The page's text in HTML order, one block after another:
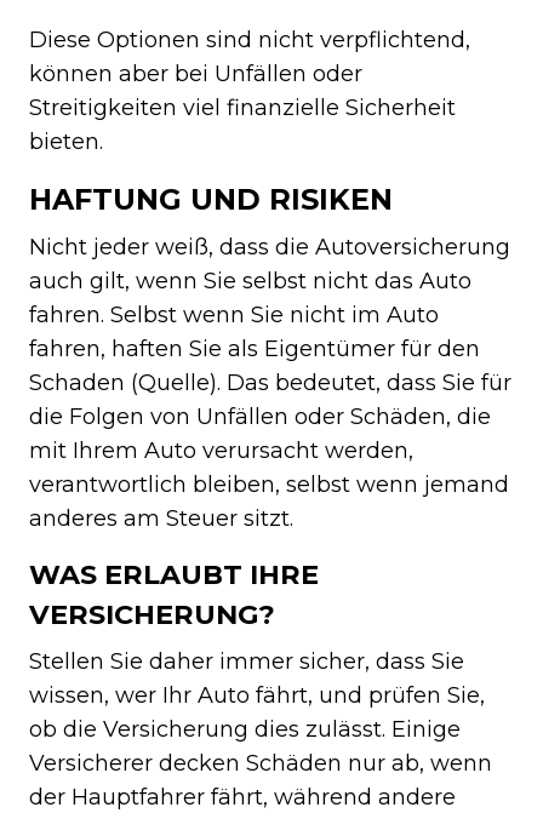
Diese Optionen sind nicht verpflichtend,
können aber bei Unfällen oder
Streitigkeiten viel finanzielle Sicherheit
bieten.
HAFTUNG UND RISIKEN
Nicht jeder weiß, dass die Autoversicherung
auch gilt, wenn Sie selbst nicht das Auto
fahren. Selbst wenn Sie nicht im Auto
fahren, haften Sie als Eigentümer für den
Schaden (Quelle). Das bedeutet, dass Sie für
die Folgen von Unfällen oder Schäden, die
mit Ihrem Auto verursacht werden,
verantwortlich bleiben, selbst wenn jemand
anderes am Steuer sitzt.
WAS ERLAUBT IHRE
VERSICHERUNG?
Stellen Sie daher immer sicher, dass Sie
wissen, wer Ihr Auto fährt, und prüfen Sie,
ob die Versicherung dies zulässt. Einige
Versicherer decken Schäden nur ab, wenn
der Hauptfahrer fährt, während andere